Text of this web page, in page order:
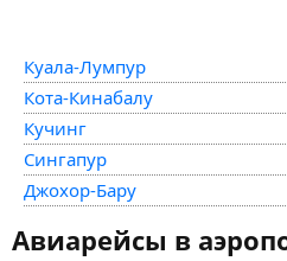
Куала-Лумпур
Кота-Кинабалу
Кучинг
Сингапур
Джохор-Бару
Авиарейсы в